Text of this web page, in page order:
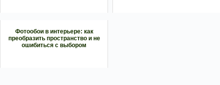
Фотообои в интерьере: как
преобразить пространство и не
ошибиться с выбором